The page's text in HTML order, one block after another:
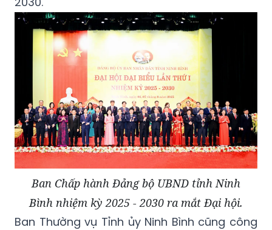
Ban Chấp hành Đảng bộ UBND tỉnh Ninh
Bình nhiệm kỳ 2025 - 2030 ra mắt Đại hội.
Ban Thường vụ Tỉnh ủy Ninh Bình cũng công